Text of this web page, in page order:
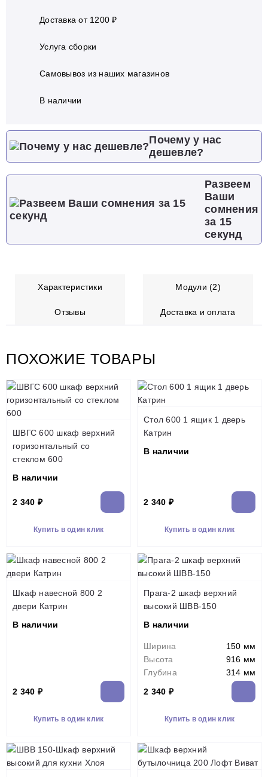
Доставка от 1200 ₽
Услуга сборки
Самовывоз из наших магазинов
В наличии
Почему у нас
дешевле?
Развеем
Ваши
сомнения
за 15
секунд
Характеристики Модули (2)
Отзывы Доставка и оплата
ПОХОЖИЕ ТОВАРЫ
ШВГС 600 шкаф верхний
горизонтальный со
стеклом 600
В наличии
2 340 ₽
Купить в один клик
Стол 600 1 ящик 1 дверь
Катрин
В наличии
2 340 ₽
Купить в один клик
Шкаф навесной 800 2
двери Катрин
В наличии
2 340 ₽
Купить в один клик
Прага-2 шкаф верхний
высокий ШВВ-150
В наличии
Ширина
150 мм
Высота
916 мм
Глубина
314 мм
2 340 ₽
Купить в один клик